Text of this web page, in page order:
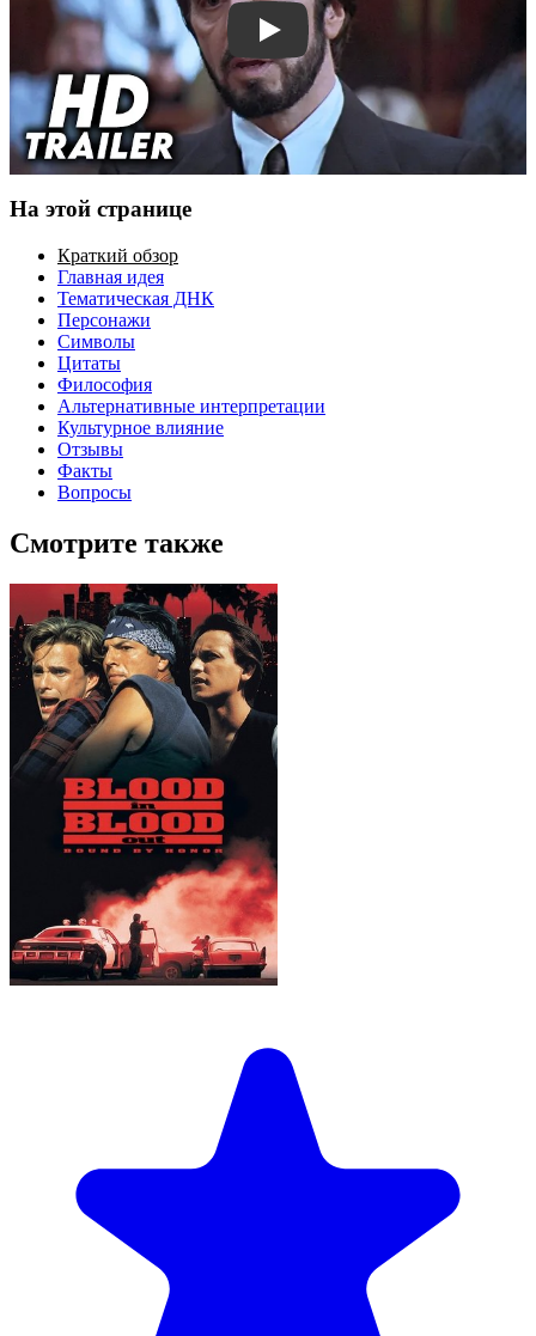
Смотреть трейлер
На этой странице
Краткий обзор
Главная идея
Тематическая ДНК
Персонажи
Символы
Цитаты
Философия
Альтернативные интерпретации
Культурное влияние
Отзывы
Факты
Вопросы
Смотрите также